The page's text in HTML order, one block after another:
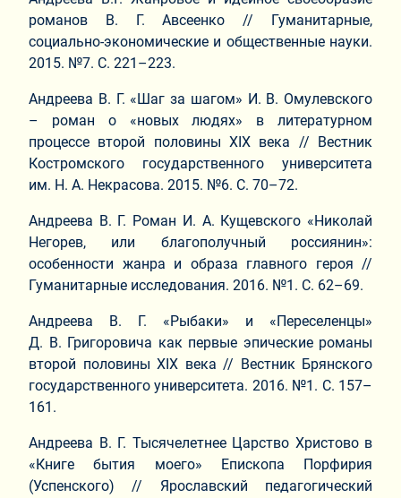
романов В. Г. Авсеенко // Гуманитарные,
социально-экономические и общественные науки.
2015. №7. C. 221–223.
Андреева В. Г. «Шаг за шагом» И. В. Омулевского
– роман о «новых людях» в литературном
процессе второй половины XIX века // Вестник
Костромского государственного университета
им. Н. А. Некрасова. 2015. №6. С. 70–72.
Андреева В. Г. Роман И. А. Кущевского «Николай
Негорев, или благополучный россиянин»:
особенности жанра и образа главного героя //
Гуманитарные исследования. 2016. №1. С. 62–69.
Андреева В. Г. «Рыбаки» и «Переселенцы»
Д. В. Григоровича как первые эпические романы
второй половины XIX века // Вестник Брянского
государственного университета. 2016. №1. С. 157–
161.
Андреева В. Г. Тысячелетнее Царство Христово в
«Книге бытия моего» Епископа Порфирия
(Успенского) // Ярославский педагогический